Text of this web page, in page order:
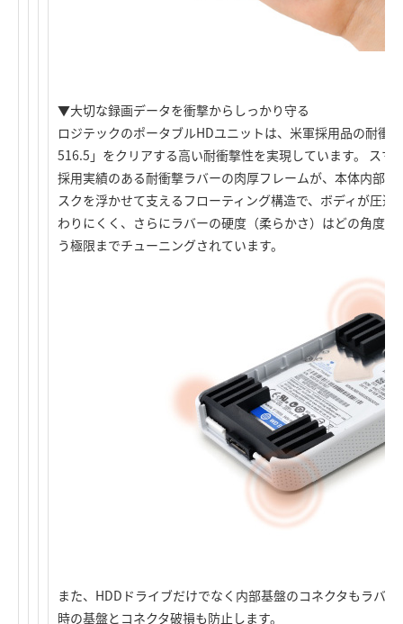
▼大切な録画データを衝撃からしっかり守る
ロジテックのポータブルHDユニットは、米軍採用品の耐衝
516.5」をクリアする高い耐衝撃性を実現しています。 スマ
採用実績のある耐衝撃ラバーの肉厚フレームが、本体内部
スクを浮かせて支えるフローティング構造で、ボディが圧迫
わりにくく、さらにラバーの硬度（柔らかさ）はどの角度
う極限までチューニングされています。
また、HDDドライブだけでなく内部基盤のコネクタもラバ
時の基盤とコネクタ破損も防止します。